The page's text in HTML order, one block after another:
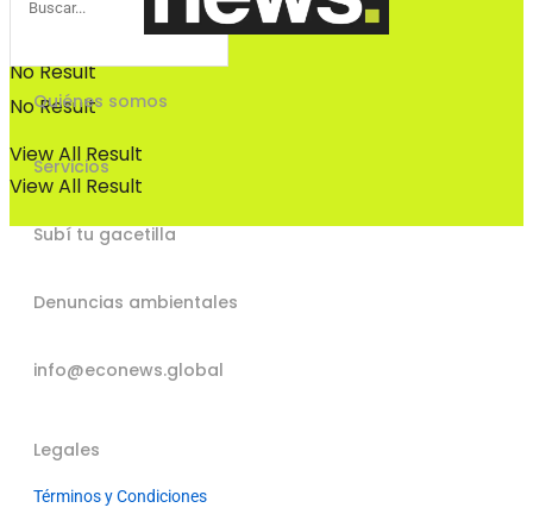
No Result
View All Result
No Result
View All Result
Quiénes somos
Servicios
Subí tu gacetilla
Denuncias ambientales
info@econews.global
Legales
Términos y Condiciones